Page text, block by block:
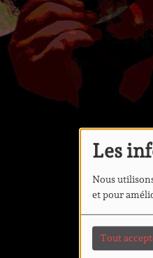
Les
Nous
et pour
Tout